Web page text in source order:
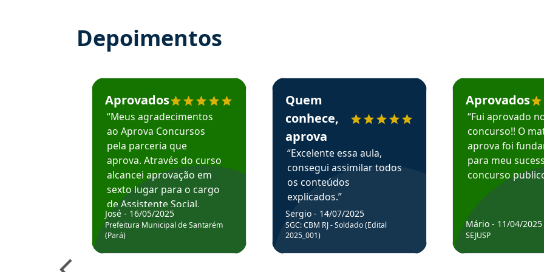
Depoimentos
Estudante José recomenda o Aprova Concursos em depoimento
Aprovados
“Meus agradecimentos
ao Aprova Concursos
pela parceria que
aprova. Através do curso
alcancei aprovação em
sexto lugar para o cargo
de Assistente Social.
Hoje estou atuando na
Prefeitura de Santarém.
José - 16/05/2025
Prefeitura Municipal de Santarém
(Pará)
Estudante Sergio recomenda o Aprova Concursos em depoimento
Quem
conhece,
aprova
“Excelente essa aula,
consegui assimilar todos
os conteúdos
explicados.”
Sergio - 14/07/2025
SGC: CBM RJ - Soldado (Edital
2025_001)
Estudante Mário
Aprovados
“Fui aprovado
concurso!! O
aprova foi
para meu
concurso
Mário - 11/04/2025
SEJUSP